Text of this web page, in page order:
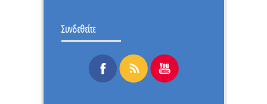
Συνδεθείτε